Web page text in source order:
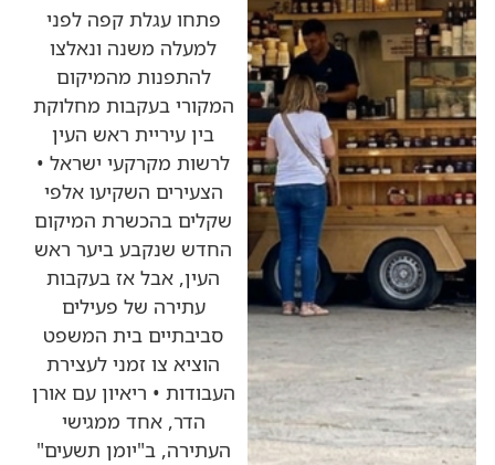
פתחו עגלת קפה לפני
למעלה משנה ונאלצו
להתפנות מהמיקום
המקורי בעקבות מחלוקת
בין עיריית ראש העין
לרשות מקרקעי ישראל •
הצעירים השקיעו אלפי
שקלים בהכשרת המיקום
החדש שנקבע ביער ראש
העין, אבל אז בעקבות
עתירה של פעילים
סביבתיים בית המשפט
הוציא צו זמני לעצירת
העבודות • ריאיון עם אורן
הדר, אחד ממגישי
העתירה, ב"יומן תשעים"